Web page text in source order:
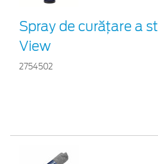
Spray de curățare a
View
2754502